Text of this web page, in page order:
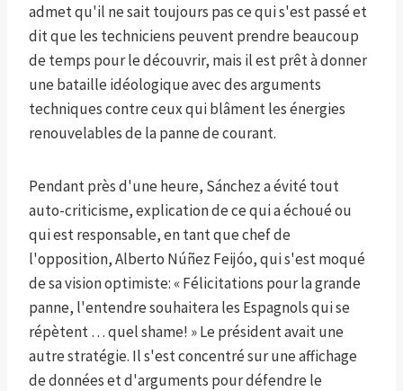
admet qu'il ne sait toujours pas ce qui s'est passé et
dit que les techniciens peuvent prendre beaucoup
de temps pour le découvrir, mais il est prêt à donner
une bataille idéologique avec des arguments
techniques contre ceux qui blâment les énergies
renouvelables de la panne de courant.
Pendant près d'une heure, Sánchez a évité tout
auto-criticisme, explication de ce qui a échoué ou
qui est responsable, en tant que chef de
l'opposition, Alberto Núñez Feijóo, qui s'est moqué
de sa vision optimiste: « Félicitations pour la grande
panne, l'entendre souhaitera les Espagnols qui se
répètent … quel shame! » Le président avait une
autre stratégie. Il s'est concentré sur une affichage
de données et d'arguments pour défendre le